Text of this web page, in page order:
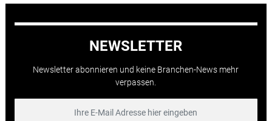
NEWSLETTER
Newsletter abonnieren und keine Branchen-News mehr
verpassen.